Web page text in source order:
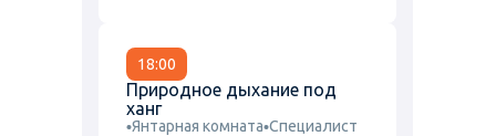
18:00
Природное дыхание под
ханг
Янтарная комната Специалист